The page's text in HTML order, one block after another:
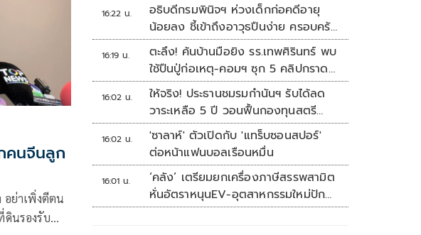
คนจีนลูก
อย่าเพิ่งตีตน
ดินรองรับ
16:22 น.
อธิบดีกรมพินิจฯ ห่วงเด็กก่อคดีอายุ
น้อยลง ชี้เข้าถึงอาวุธปืนง่าย ครอบครัว
แตกแยกเป็นชนวนสำคัญ
16:19 น.
ตะลึง! ค้นบ้านมือยิง รร.เทพศิรินทร์ พบ
ใช้ปืนปู่ก่อเหตุ-คอมฯ ซุก 5 คลิปกราด
ยิง
16:02 น.
ให้จริง! ประธานชมรมกำนันฯ รับได้ลด
วาระเหลือ 5 ปี วอนฟื้นกองทุนสตรี
อำเภอละล้าน
16:02 น.
'ซาลาห์' ตัวเปิดกับ 'แทร็บซอนสปอร์'
ต่อหน้าแฟนบอลเรือนหมื่น
16:01 น.
‘คลัง’ เตรียมยกเครื่องภาษีสรรพสามิต
หั่นอัตราหนุนEV-อุตสาหกรรมใหม่ปัก
หมุดไทย